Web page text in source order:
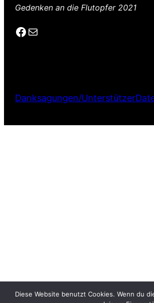
Gedenken an die Flutopfer 2021
Facebook
E-Mail
Danksagungen/Unterstützer
Diese Website benutzt Cookies. Wenn du